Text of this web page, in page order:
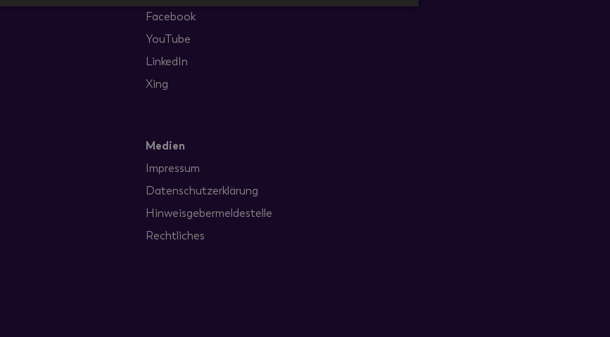
Facebook
YouTube
LinkedIn
Xing
Medien
Impressum
Datenschutzerklärung
Hinweisgebermeldestelle
Rechtliches